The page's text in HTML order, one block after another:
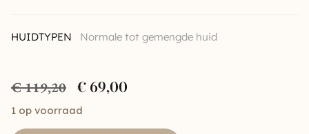
HUIDTYPEN Normale tot gemengde huid
€119,20 €69,00
1 op voorraad